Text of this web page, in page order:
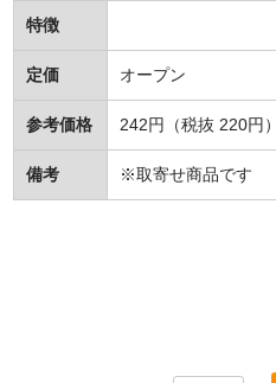
特徴
定価 オープン
参考価格 242円（税抜 220円）
備考 ※取寄せ商品です